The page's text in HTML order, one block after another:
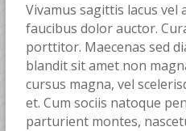
Vivamus sagittis lacus
faucibus dolor auctor.
porttitor. Maecenas sed
blandit sit amet non
cursus magna, vel
et. Cum sociis natoque
parturient montes,